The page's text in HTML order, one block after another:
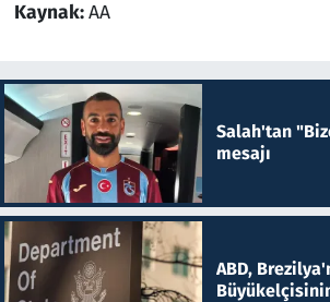
Kaynak:AA
Salah'tan
mesajı
ABD,